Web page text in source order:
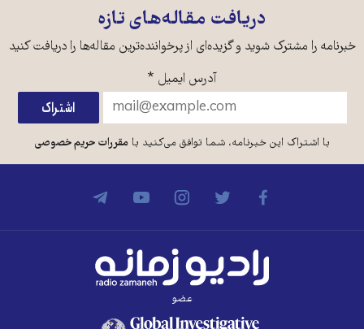
دریافت مقاله‌های تازه
خبرنامه را مشترک شوید و گزیده‌ای از پرخواننده‌ترین مقاله‌ها را دریافت کنید
آدرس ایمیل *
با اشتراک این خبرنامه، شما توافق می‌کنید بامقررات حریم خصوصی
عضو